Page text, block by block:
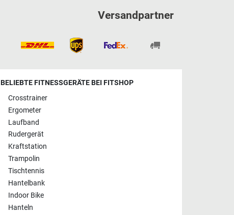
Versandpartner
BELIEBTE FITNESSGERÄTE BEI FITSHOP
Crosstrainer
Ergometer
Laufband
Rudergerät
Kraftstation
Trampolin
Tischtennis
Hantelbank
Indoor Bike
Hanteln